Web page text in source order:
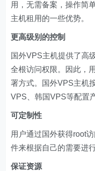
用，无需备案，操作简
主机租用的一些优势。
更高级别的控制
国外VPS主机提供了高
全根访问权限。因此，
署方式。国外VPS主机
VPS、韩国VPS等配置
可定制性
用户通过国外获得root
件来根据自己的需要进
保证资源